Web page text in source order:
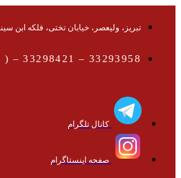
تبریز، ولیعصر، خیابان تختی، فلکه ابن
33293958 – 33298421 – ( 041)
کانال تلگرام
صفحه اینستاگرام